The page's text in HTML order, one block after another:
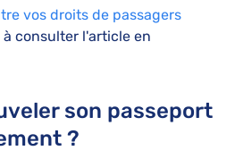
vos droits de passagers
à consulter l'article en
son passeport
?